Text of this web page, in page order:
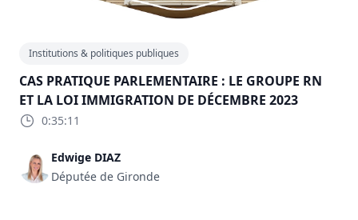
Institutions & politiques publiques
CAS PRATIQUE PARLEMENTAIRE : LE GROUPE RN
ET LA LOI IMMIGRATION DE DÉCEMBRE 2023
0:35:11
Edwige DIAZ
Députée de Gironde